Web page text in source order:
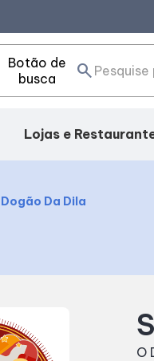
Botão de
busca
search
Lojas e
Compre Online
Dogão Da Dila
O